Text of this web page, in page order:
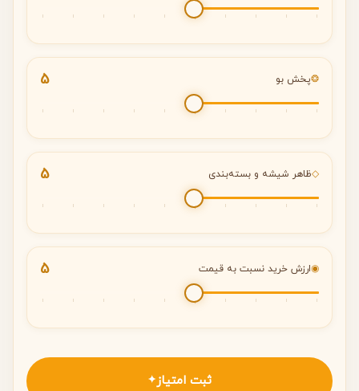
❂پخش بو 5
◇ظاهر شیشه و بسته‌بندی 5
◉ارزش خرید نسبت به قیمت 5
ثبت امتیاز ✦